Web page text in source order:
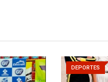
DEPORTES